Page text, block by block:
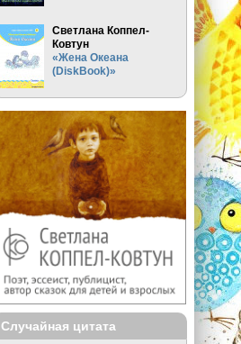
Светлана Коппел-
Ковтун
«Жена Океана
(DiskBook)»
Случайная цитата